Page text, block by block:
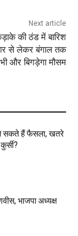
Next article
की ठंड में बारिश
से लेकर बंगाल तक
और बिगड़ेगा मौसम
सकते हैं फैसला, खतरे
भाजपा अध्यक्ष